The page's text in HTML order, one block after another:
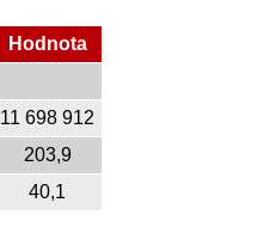
Hodnota
11 698 912
203,9
40,1